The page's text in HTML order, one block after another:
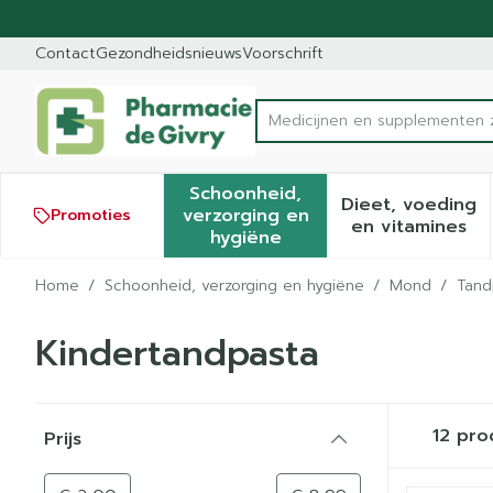
ContactGezondheidsnieuwsVoorschrift
Product, merk,
Medicijnen en supplementen
Promoties
Schoonheid,
verzorging en
hygiëneToon submenu voor
Dieet, voeding
en vitamines
Toon
Home / Schoonheid, verzorging en hygiëne / Mond /
Kindertandpasta
Prijs
12